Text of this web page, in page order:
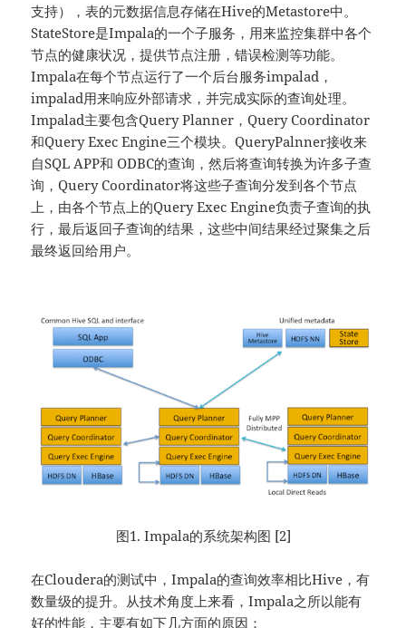
支持），表的元数据信息存储在Hive的Metastore中。
StateStore是Impala的一个子服务，用来监控集群中各个
节点的健康状况，提供节点注册，错误检测等功能。
Impala在每个节点运行了一个后台服务impalad，
impalad用来响应外部请求，并完成实际的查询处理。
Impalad主要包含Query Planner，Query Coordinator
和Query Exec Engine三个模块。QueryPalnner接收来
自SQL APP和 ODBC的查询，然后将查询转换为许多子查
询，Query Coordinator将这些子查询分发到各个节点
上，由各个节点上的Query Exec Engine负责子查询的执
行，最后返回子查询的结果，这些中间结果经过聚集之后
最终返回给用户。
图1. Impala的系统架构图 [2]
在Cloudera的测试中，Impala的查询效率相比Hive，有
数量级的提升。从技术角度上来看，Impala之所以能有
好的性能，主要有如下几方面的原因：